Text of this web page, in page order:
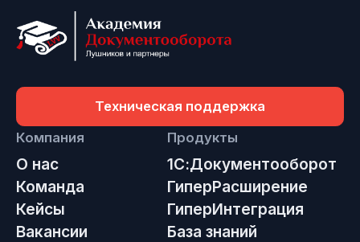
Техническая поддержка
Компания
О нас
Команда
Кейсы
Вакансии
Продукты
1С:Документооборот
ГиперРасширение
ГиперИнтеграция
База знаний